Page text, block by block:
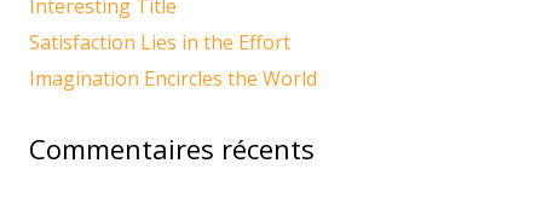
Interesting Title
Satisfaction Lies in the Effort
Imagination Encircles the World
Commentaires récents